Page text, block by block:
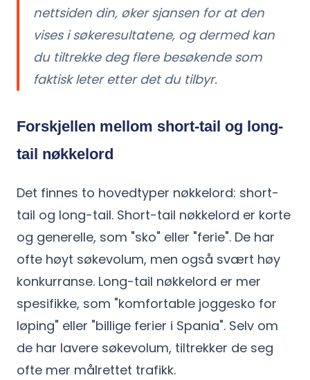
nettsiden din, øker sjansen for at den
vises i søkeresultatene, og dermed kan
du tiltrekke deg flere besøkende som
faktisk leter etter det du tilbyr.
Forskjellen mellom short-tail og long-
tail nøkkelord
Det finnes to hovedtyper nøkkelord: short-
tail og long-tail. Short-tail nøkkelord er korte
og generelle, som "sko" eller "ferie". De har
ofte høyt søkevolum, men også svært høy
konkurranse. Long-tail nøkkelord er mer
spesifikke, som "komfortable joggesko for
løping" eller "billige ferier i Spania". Selv om
de har lavere søkevolum, tiltrekker de seg
ofte mer målrettet trafikk.